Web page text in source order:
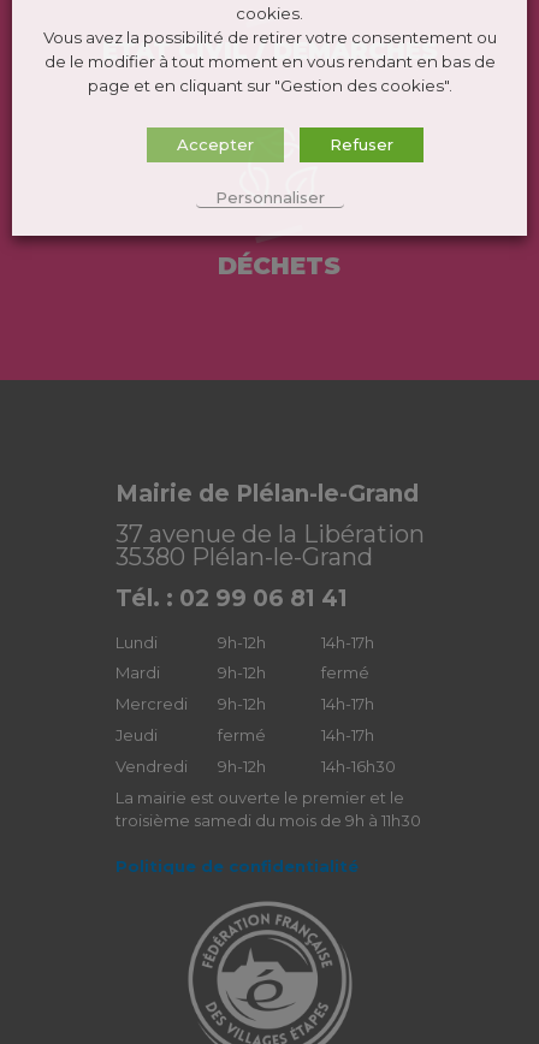
ÉTAT CIVIL / DEMARCHES
DÉCHETS
Mairie de Plélan-le-Grand
37 avenue de la Libération
35380 Plélan-le-Grand
Tél. : 02 99 06 81 41
Lundi 9h-12h
14h-17h
Mardi
9h-12h
fermé
Mercredi
9h-12h
14h-17h
Jeudi
fermé
14h-17h
Vendredi
9h-12h
14h-16h30
La mairie est ouverte le premier et le
troisième samedi du mois de 9h à 11h30
Politique de confidentialité
cookies.
Vous avez la possibilité de retirer votre consentement ou
de le modifier à tout moment en vous rendant en bas de
page et en cliquant sur "Gestion des cookies".
Accepter Refuser
Personnaliser